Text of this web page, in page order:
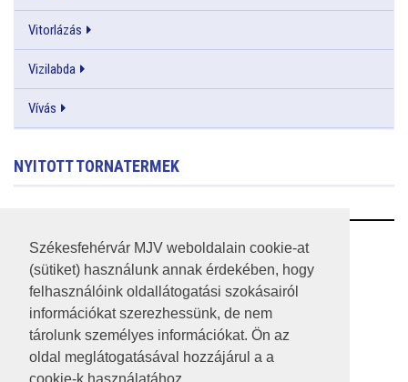
Székesfehérvár MJV weboldalain cookie-at
(sütiket) használunk annak érdekében, hogy
felhasználóink oldallátogatási szokásairól
információkat szerezhessünk, de nem
tárolunk személyes információkat. Ön az
oldal meglátogatásával hozzájárul a a
Vitorlázás
Vizilabda
Vívás
NYITOTT TORNATERMEK
RSS
A HONLAP 2017.03.31-I ÁLLAPOTA
JOGI NYILATKOZAT
IMPRESSZUM